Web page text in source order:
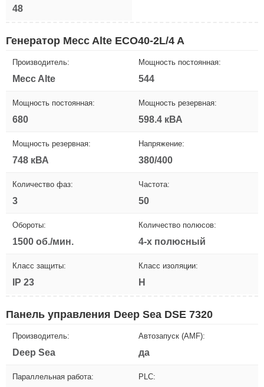
48
Генератор Mecc Alte ECO40-2L/4 A
Производитель:
Mecc Alte
Мощность постоянная:
544
Мощность постоянная:
680
Мощность резервная:
598.4 кВА
Мощность резервная:
748 кВА
Напряжение:
380/400
Количество фаз:
3
Частота:
50
Обороты:
1500 об./мин.
Количество полюсов:
4-х полюсный
Класс защиты:
IP 23
Класс изоляции:
H
Панель управления Deep Sea DSE 7320
Производитель:
Deep Sea
Автозапуск (AMF):
да
Параллельная работа: PLC: